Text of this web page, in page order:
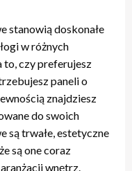
stanowią doskonałe
w różnych
to, czy preferujesz
paneli o
znajdziesz
do swoich
są trwałe, estetyczne
są one coraz
wnętrz.